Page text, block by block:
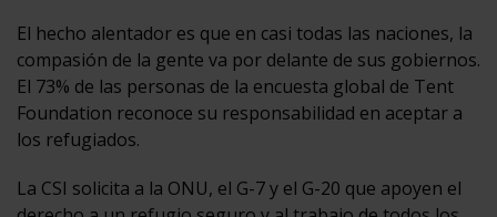
El hecho alentador es que en casi todas las naciones, la
compasión de la gente va por delante de sus gobiernos.
El 73% de las personas de la encuesta global de Tent
Foundation reconoce su responsabilidad en aceptar a
los refugiados.
La CSI solicita a la ONU, el G-7 y el G-20 que apoyen el